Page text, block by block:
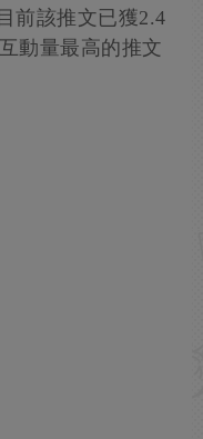
前該推文已獲2.4
動量最高的推文